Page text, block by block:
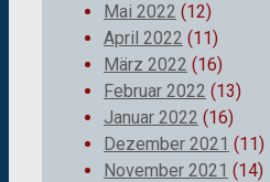
Mai 2022 (12)
April 2022 (11)
März 2022 (16)
Februar 2022 (13)
Januar 2022 (16)
Dezember 2021 (11)
November 2021 (14)